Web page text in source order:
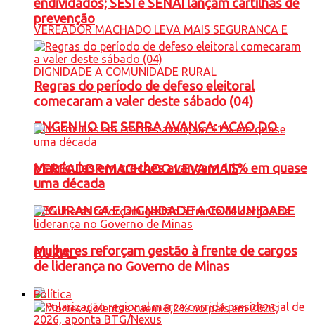
ENGENHO DE SERRA AVANÇA: ACAO DO
VEREADOR MACHADO LEVA MAIS
SEGURANCA E DIGNIDADE A COMUNIDADE
RURAL
endividados; SESI e SENAI lançam cartilhas de
prevenção
Regras do período de defeso eleitoral
comecaram a valer deste sábado (04)
Matrículas em creches avançam 11% em quase
uma década
Mulheres reforçam gestão à frente de cargos
de liderança no Governo de Minas
Política